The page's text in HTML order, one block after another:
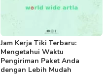
Jam Kerja Tiki Terbaru:
Mengetahui Waktu
Pengiriman Paket Anda
dengan Lebih Mudah